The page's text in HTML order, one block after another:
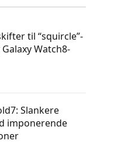
til “squircle”-
Watch8-
Slankere
imponerende